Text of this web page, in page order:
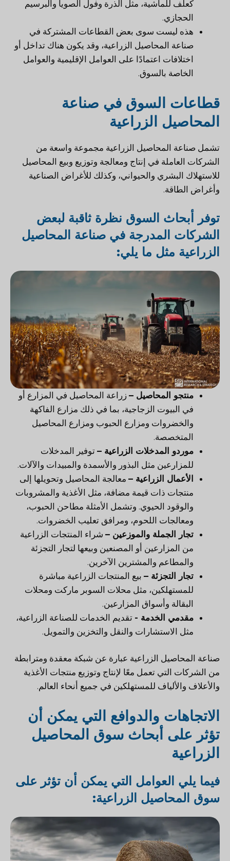
كعلف للماشية، مثل الذرة وفول الصويا والبرسيم
الحجازي.
هذه ليست سوى بعض القطاعات المشتركة في
صناعة المحاصيل الزراعية، وقد يكون هناك تداخل أو
اختلافات اعتمادًا على العوامل الإقليمية والعوامل
الخاصة بالسوق.
قطاعات السوق في صناعة
المحاصيل الزراعية
تشمل صناعة المحاصيل الزراعية مجموعة واسعة من
الشركات العاملة في إنتاج ومعالجة وتوزيع وبيع المحاصيل
للاستهلاك البشري والحيواني، وكذلك للأغراض الصناعية
وأغراض الطاقة.
توفر أبحاث السوق نظرة ثاقبة لبعض
الشركات المدرجة في صناعة المحاصيل
الزراعية مثل ما يلي:
منتجو المحاصيل – زراعة المحاصيل في المزارع أو
في البيوت الزجاجية، بما في ذلك مزارع الفاكهة
والخضروات ومزارع الحبوب ومزارع المحاصيل
المتخصصة.
موردو المدخلات الزراعية – توفير المدخلات
للمزارعين مثل البذور والأسمدة والمبيدات والآلات.
الأعمال الزراعية – معالجة المحاصيل وتحويلها إلى
منتجات ذات قيمة مضافة، مثل الأغذية والمشروبات
والوقود الحيوي. وتشمل الأمثلة مطاحن الحبوب،
ومعالجات اللحوم، ومرافق تعليب الخضروات.
تجار الجملة والموزعين – شراء المنتجات الزراعية
من المزارعين أو المصنعين وبيعها لتجار التجزئة
والمطاعم والمشترين الآخرين.
تجار التجزئة – بيع المنتجات الزراعية مباشرة
للمستهلكين، مثل محلات السوبر ماركت ومحلات
البقالة وأسواق المزارعين.
مقدمي الخدمة - تقديم الخدمات للصناعة الزراعية،
مثل الاستشارات والنقل والتخزين والتمويل.
صناعة المحاصيل الزراعية عبارة عن شبكة معقدة ومترابطة
من الشركات التي تعمل معًا لإنتاج وتوزيع منتجات الأغذية
والأعلاف والألياف للمستهلكين في جميع أنحاء العالم.
الاتجاهات والدوافع التي يمكن أن
تؤثر على أبحاث سوق المحاصيل
الزراعية
فيما يلي العوامل التي يمكن أن تؤثر على
سوق المحاصيل الزراعية: